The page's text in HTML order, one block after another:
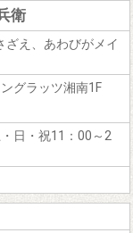
衛
え、あわびがメイ
グラッツ湘南1F
日・祝11：00～2